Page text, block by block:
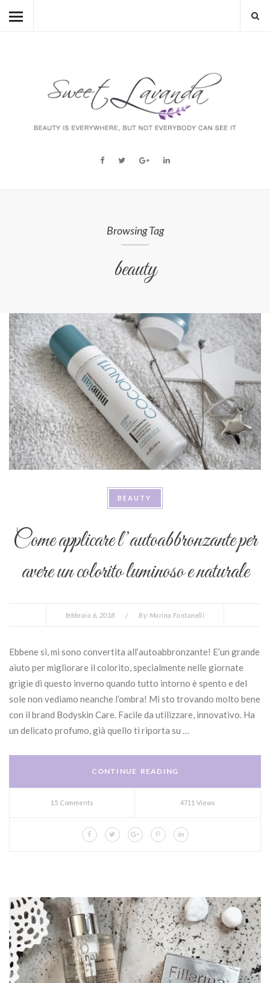
HOME
Browsing Tag
beauty
BEAUTY
Come applicare l’autoabbronzante per
avere un colorito luminoso e naturale
febbraio 6, 2018 / By: Marina Fontanelli
Ebbene si, mi sono convertita all’autoabbronzante! E’un grande
aiuto per migliorare il colorito, specialmente nelle giornate
grigie di questo inverno quando tutto intorno è spento e del
sole non vediamo neanche l’ombra! Mi sto trovando molto bene
con il brand Bodyskin Care. Facile da utilizzare, innovativo. Ha
un delicato profumo, già quello ti riporta su …
CONTINUE READING
15 Comments 4711 Views